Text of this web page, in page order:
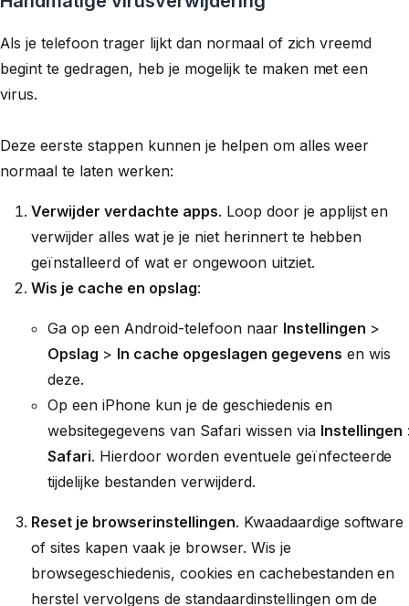
Als je telefoon trager lijkt dan normaal of zich vreemd
begint te gedragen, heb je mogelijk te maken met een
virus.
Deze eerste stappen kunnen je helpen om alles weer
normaal te laten werken:
Verwijder verdachte apps. Loop door je applijst en
verwijder alles wat je je niet herinnert te hebben
geïnstalleerd of wat er ongewoon uitziet.
Wis je cache en opslag:
Ga op een Android-telefoon naar Instellingen >
Opslag > In cache opgeslagen gegevens en wis
deze.
Op een iPhone kun je de geschiedenis en
websitegegevens van Safari wissen via Instellingen
Safari. Hierdoor worden eventuele geïnfecteerde
tijdelijke bestanden verwijderd.
Reset je browserinstellingen. Kwaadaardige software
of sites kapen vaak je browser. Wis je
browsegeschiedenis, cookies en cachebestanden en
herstel vervolgens de standaardinstellingen om de